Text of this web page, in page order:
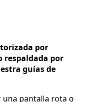
por
respaldada por
guías de
una pantalla rota o